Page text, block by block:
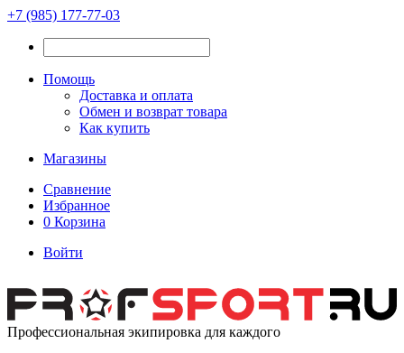
+7 (985) 177-77-03
Помощь
Доставка и оплата
Обмен и возврат товара
Как купить
Магазины
Сравнение
Избранное
0 Корзина
Войти
Профессиональная экипировка для каждого